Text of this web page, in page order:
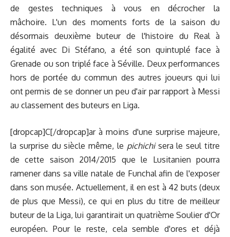
de gestes techniques à vous en décrocher la
mâchoire. L'un des moments forts de la saison du
désormais deuxième buteur de l'histoire du Real à
égalité avec Di Stéfano, a été son quintuplé face à
Grenade ou son triplé face à Séville. Deux performances
hors de portée du commun des autres joueurs qui lui
ont permis de se donner un peu d'air par rapport à Messi
au classement des buteurs en Liga.
[dropcap]C[/dropcap]ar à moins d'une surprise majeure,
la surprise du siècle même, le pichichisera le seul titre
de cette saison 2014/2015 que le Lusitanien pourra
ramener dans sa ville natale de Funchal afin de l'exposer
dans son musée. Actuellement, il en est à 42 buts (deux
de plus que Messi), ce qui en plus du titre de meilleur
buteur de la Liga, lui garantirait un quatrième Soulier d'Or
européen. Pour le reste, cela semble d'ores et déjà